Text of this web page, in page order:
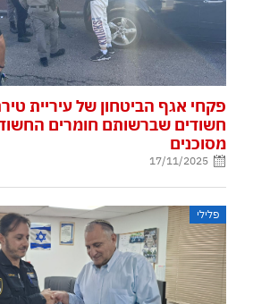
פקחי אגף הביטחון של עיריית
חשודים שברשותם חומרים
מסוכנים
17/11/2025
פלילי